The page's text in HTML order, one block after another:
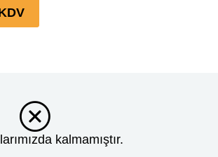
kalmamıştır.